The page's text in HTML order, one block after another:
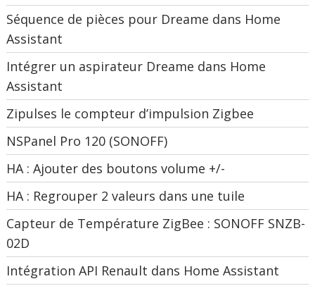
Séquence de pièces pour Dreame dans Home
Assistant
Intégrer un aspirateur Dreame dans Home
Assistant
Zipulses le compteur d’impulsion Zigbee
NSPanel Pro 120 (SONOFF)
HA : Ajouter des boutons volume +/-
HA : Regrouper 2 valeurs dans une tuile
Capteur de Température ZigBee : SONOFF SNZB-
02D
Intégration API Renault dans Home Assistant